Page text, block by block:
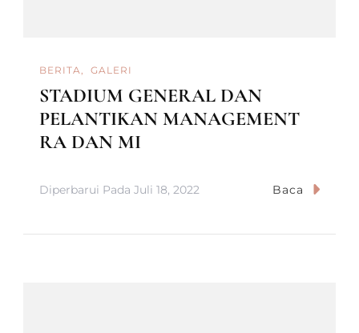
BERITA GALERI
STADIUM GENERAL DAN
PELANTIKAN MANAGEMENT
RA DAN MI
Diperbarui Pada Juli 18, 2022 Baca